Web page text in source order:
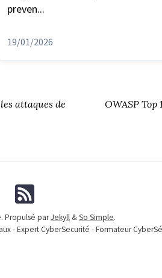
preven...
19/01/2026
attaques de
OWASP
Propulsé parJekyll &So Simple.
- Expert CyberSecurité - Formateur